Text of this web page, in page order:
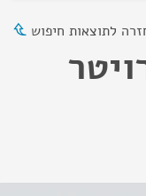
לתוצאות חיפוש